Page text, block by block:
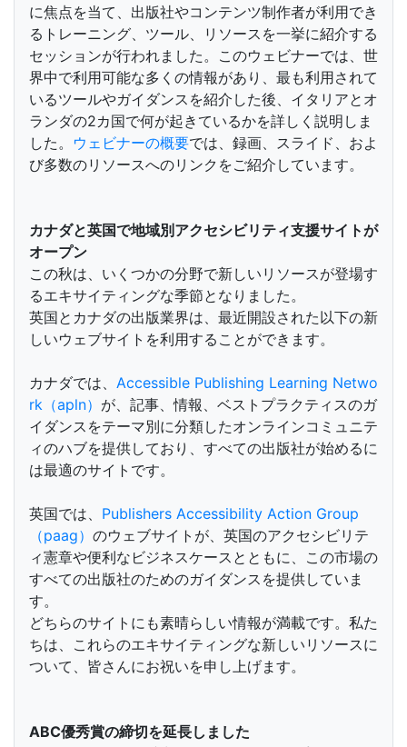
に焦点を当て、出版社やコンテンツ制作者が利用でき
るトレーニング、ツール、リソースを一挙に紹介する
セッションが行われました。このウェビナーでは、世
界中で利用可能な多くの情報があり、最も利用されて
いるツールやガイダンスを紹介した後、イタリアとオ
ランダの2カ国で何が起きているかを詳しく説明しま
した。 ウェビナーの概要では、録画、スライド、およ
び多数のリソースへのリンクをご紹介しています。
カナダと英国で地域別アクセシビリティ支援サイトが
オープン
この秋は、いくつかの分野で新しいリソースが登場す
るエキサイティングな季節となりました。
英国とカナダの出版業界は、最近開設された以下の新
しいウェブサイトを利用することができます。
カナダでは、 Accessible Publishing Learning Netwo
rk（apln） が、記事、情報、ベストプラクティスのガ
イダンスをテーマ別に分類したオンラインコミュニテ
ィのハブを提供しており、すべての出版社が始めるに
は最適のサイトです。
英国では、 Publishers Accessibility Action Group
（paag） のウェブサイトが、英国のアクセシビリテ
ィ憲章や便利なビジネスケースとともに、この市場の
すべての出版社のためのガイダンスを提供していま
す。
どちらのサイトにも素晴らしい情報が満載です。私た
ちは、これらのエキサイティングな新しいリソースに
ついて、皆さんにお祝いを申し上げます。
ABC優秀賞の締切を延長しました